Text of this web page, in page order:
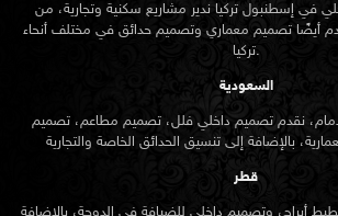
في إسطنبول تركيا ندير مشاريع سكنية وتجارية، من
أيضًا تصميم معماري وتصميم حدائق في مختلف أنحاء
تركيا.
السعودية
نقدم تصميم داخلي فلل، تصميم مطاعم، تصميم
قطر